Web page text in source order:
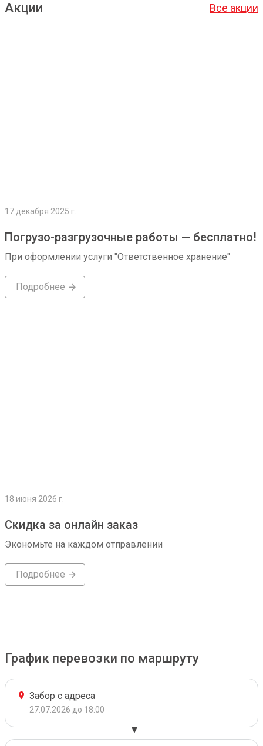
Акции Все акции
17 декабря 2025 г.
Погрузо-разгрузочные работы — бесплатно!
При оформлении услуги "Ответственное хранение"
Подробнее
18 июня 2026 г.
Скидка за онлайн заказ
Экономьте на каждом отправлении
Подробнее
График перевозки по маршруту
Забор с адреса
27.07.2026 до 18:00